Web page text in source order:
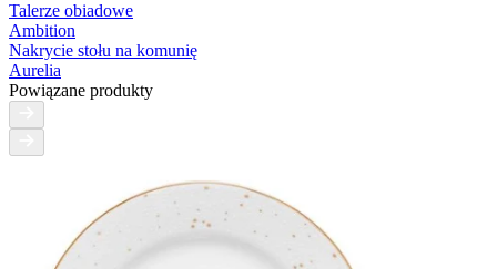
Talerze obiadowe
Ambition
Nakrycie stołu na komunię
Aurelia
Powiązane produkty